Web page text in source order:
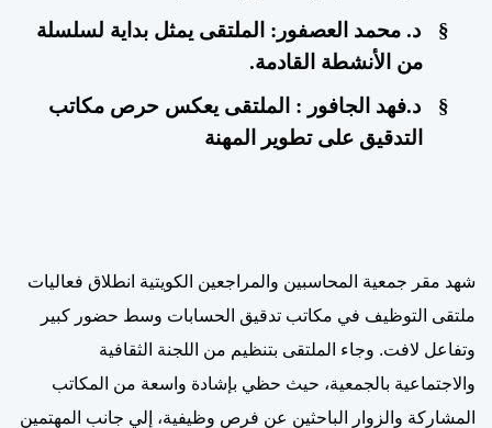
§
د. محمد العصفور: الملتقى يمثل بداية لسلسلة
من الأنشطة القادمة.
§
د.فهد الجافور : الملتقى يعكس حرص مكاتب
التدقيق على تطوير المهنة
شهد مقر جمعية المحاسبين والمراجعين الكويتية انطلاق فعاليات
ملتقى التوظيف في مكاتب تدقيق الحسابات وسط حضور كبير
وتفاعل لافت. وجاء الملتقى بتنظيم من اللجنة الثقافية
والاجتماعية بالجمعية، حيث حظي بإشادة واسعة من المكاتب
المشاركة والزوار الباحثين عن فرص وظيفية، إلي جانب المهتمين